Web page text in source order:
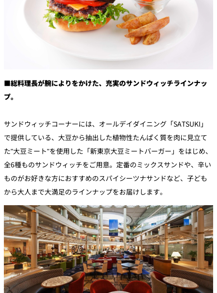
■総料理長が腕によりをかけた、充実のサンドウィッチラインナッ
プ。
サンドウィッチコーナーには、オールデイダイニング「SATSUKI」
で提供している、大豆から抽出した植物性たんぱく質を肉に見立て
た"大豆ミート"を使用した「新東京大豆ミートバーガー」をはじめ、
全6種ものサンドウィッチをご用意。定番のミックスサンドや、辛い
ものがお好きな方におすすめのスパイシーツナサンドなど、子ども
から大人まで大満足のラインナップをお届けします。